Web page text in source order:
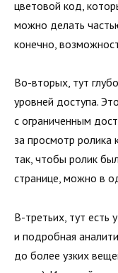
цветовой код,
можно делать
конечно,
Во-вторых, тут
уровней доступа.
с ограниченным
за просмотр ролика
так, чтобы ролик
странице, можно в
В-третьих, тут есть
и подробная
до более узких